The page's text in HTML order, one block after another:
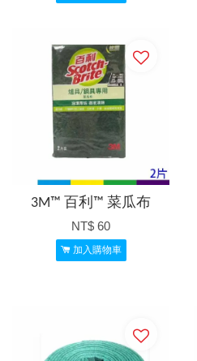
3M™ 百利™ 菜瓜布
NT$ 60
加入購物車